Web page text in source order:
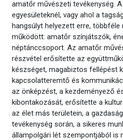
amatőr művészeti tevékenység.
egyesületeknél, vagy ahol a
hangsúlyt helyezett erre,
működött: amatőr színjátszók,
néptánccsoport. Az amatőr
részvétel erősítette az
készséget, magabiztos fellépést
kapcsolatteremtő és
az önképzést, a kezdeményező
kibontakozását, erősítette a
az élet más területein, a
tevékenység során, a sikeres
állampolgári lét szempontjából is